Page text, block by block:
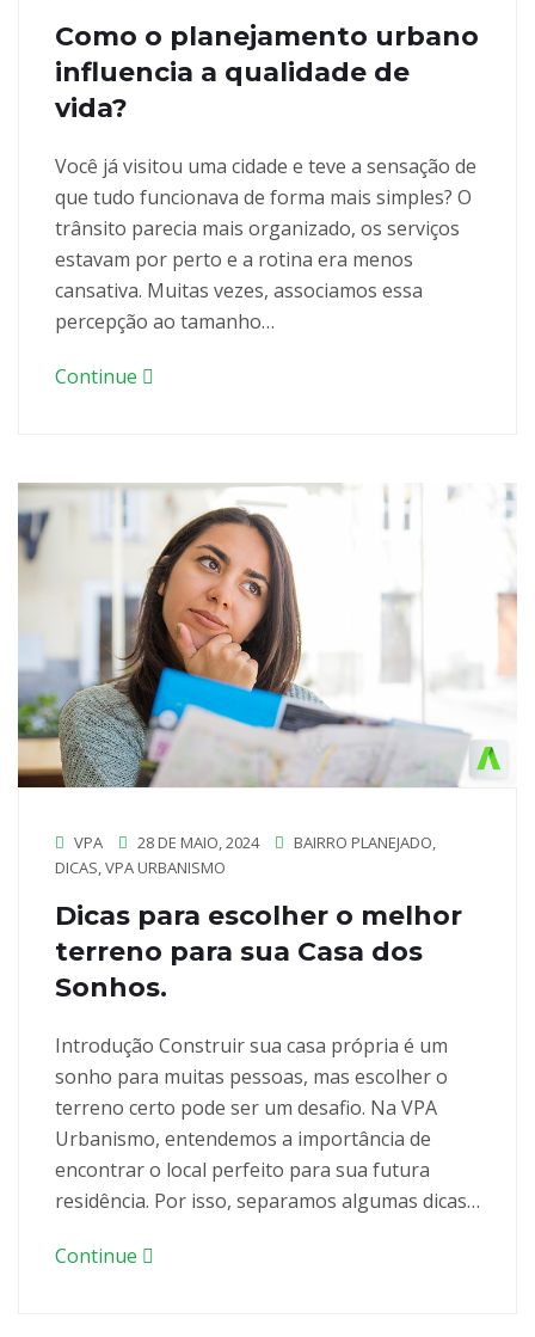
Como o planejamento urbano
influencia a qualidade de
vida?
Você já visitou uma cidade e teve a sensação de
que tudo funcionava de forma mais simples? O
trânsito parecia mais organizado, os serviços
estavam por perto e a rotina era menos
cansativa. Muitas vezes, associamos essa
percepção ao tamanho…
Continue
VPA 28 DE MAIO, 2024 BAIRRO PLANEJADO
DICAS VPA URBANISMO
Dicas para escolher o melhor
terreno para sua Casa dos
Sonhos.
Introdução Construir sua casa própria é um
sonho para muitas pessoas, mas escolher o
terreno certo pode ser um desafio. Na VPA
Urbanismo, entendemos a importância de
encontrar o local perfeito para sua futura
residência. Por isso, separamos algumas dicas…
Continue